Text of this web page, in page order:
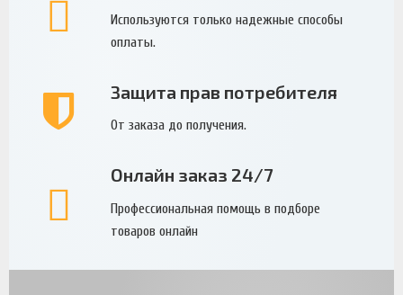
Используются только надежные способы
оплаты.
Защита прав потребителя
От заказа до получения.
Онлайн заказ 24/7
Профессиональная помощь в подборе
товаров онлайн